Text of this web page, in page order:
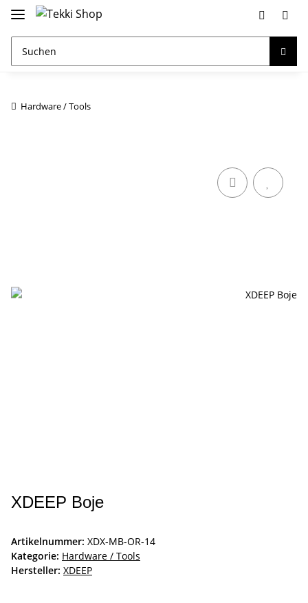
Hardware / Tools
XDEEP Boje
Artikelnummer: XDX-MB-OR-14
Kategorie: Hardware / Tools
Hersteller: XDEEP